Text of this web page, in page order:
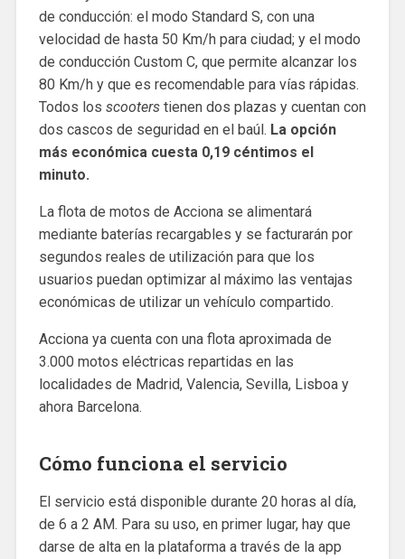
de conducción: el modo Standard S, con una
velocidad de hasta 50 Km/h para ciudad; y el modo
de conducción Custom C, que permite alcanzar los
80 Km/h y que es recomendable para vías rápidas.
Todos los scooterstienen dos plazas y cuentan con
dos cascos de seguridad en el baúl. La opción
más económica cuesta 0,19 céntimos el
minuto.
La flota de motos de Acciona se alimentará
mediante baterías recargables y se facturarán por
segundos reales de utilización para que los
usuarios puedan optimizar al máximo las ventajas
económicas de utilizar un vehículo compartido.
Acciona ya cuenta con una flota aproximada de
3.000 motos eléctricas repartidas en las
localidades de Madrid, Valencia, Sevilla, Lisboa y
ahora Barcelona.
Cómo funciona el servicio
El servicio está disponible durante 20 horas al día,
de 6 a 2 AM. Para su uso, en primer lugar, hay que
darse de alta en la plataforma a través de la app